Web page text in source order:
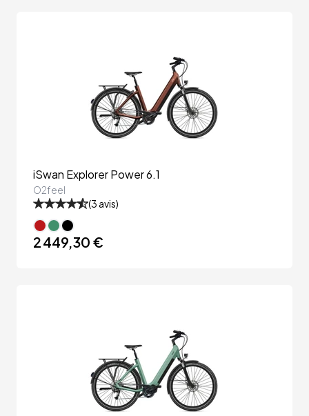
iSwan Explorer Power 6.1
O2feel
(3 avis)
2 449,30 €